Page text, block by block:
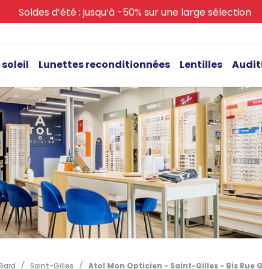
Soldes d’été : jusqu’à -50% sur une large sélection
Lunettes reconditionnées Lentilles
Saint-Gilles Atol Mon Opticien - Saint-Gilles - Bis Rue